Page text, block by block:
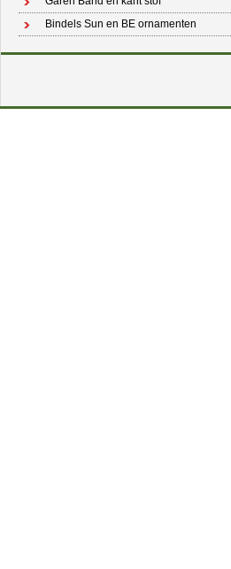
Bindels Sun en BE ornamenten